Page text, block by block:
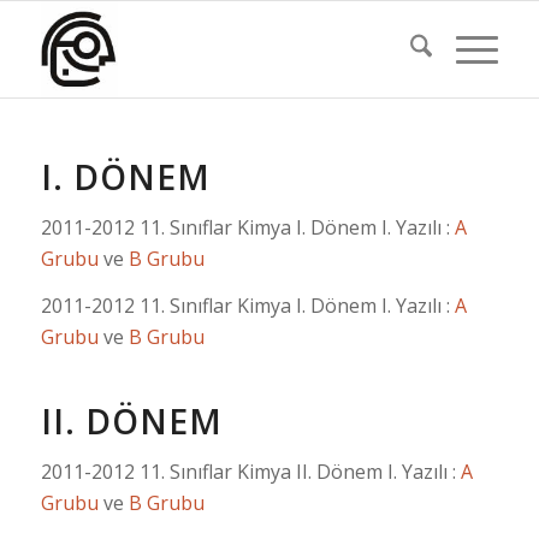
I. DÖNEM
2011-2012 11. Sınıflar Kimya I. Dönem I. Yazılı : A
Grubu ve B Grubu
2011-2012 11. Sınıflar Kimya I. Dönem I. Yazılı : A
Grubu ve B Grubu
II. DÖNEM
2011-2012 11. Sınıflar Kimya II. Dönem I. Yazılı : A
Grubu ve B Grubu